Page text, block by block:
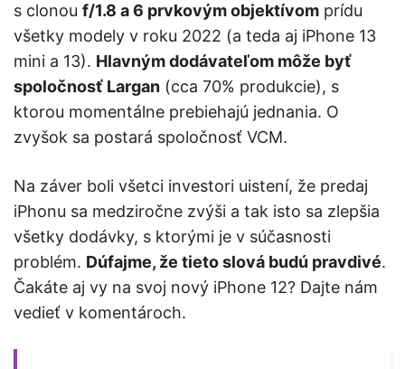
s clonou f/1.8 a 6 prvkovým objektívom prídu
všetky modely v roku 2022 (a teda aj iPhone 13
mini a 13). Hlavným dodávateľom môže byť
spoločnosť Largan (cca 70% produkcie), s
ktorou momentálne prebiehajú jednania. O
zvyšok sa postará spoločnosť VCM.
Na záver boli všetci investori uistení, že predaj
iPhonu sa medziročne zvýši a tak isto sa zlepšia
všetky dodávky, s ktorými je v súčasnosti
problém. Dúfajme, že tieto slová budú pravdivé.
Čakáte aj vy na svoj nový iPhone 12? Dajte nám
vedieť v komentároch.